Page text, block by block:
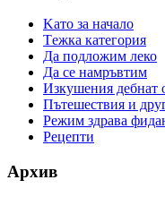
Kато за начало
Tежка категория
Да подложим леко
Да се намръвтим
Изкушения дебнат
Пътешествия и
Режим здрава
Рецепти
Архив